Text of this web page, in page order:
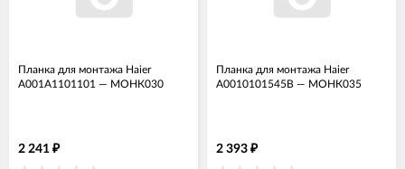
Планка для монтажа Haier
A001A1101101 — МОНК030
2 241 ₽
Планка для монтажа Haier
A0010101545B — МОНК035
2 393 ₽